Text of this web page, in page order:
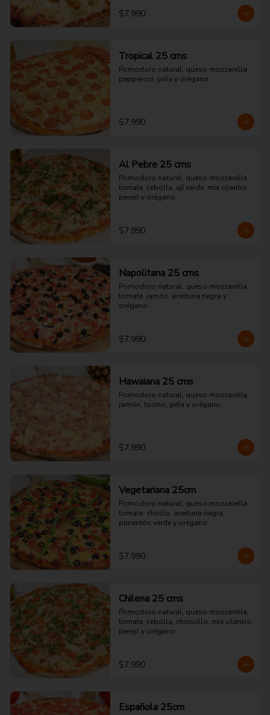
$7.990
Tropical 25 cms
Pomodoro natural, queso mozzarella ,
pepperoni, piña y orégano.
$7.990
Al Pebre 25 cms
Pomodoro natural, queso mozzarella,
tomate, cebolla, ají verde, mix cilantro
perejil y orégano.
$7.990
Napolitana 25 cms
Pomodoro natural, queso mozzarella,
tomate, jamón, aceituna negra y
orégano.
$7.990
Hawaiana 25 cms
Pomodoro natural, queso mozzarella,
jamón, tocino, piña y orégano.
$7.990
Vegetariana 25cm
Pomodoro natural, queso mozzarella,
tomate, choclo, aceituna negra,
pimentón verde y orégano.
$7.990
Chilena 25 cms
Pomodoro natural, queso mozzarella,
tomate, cebolla, choricillo, mix cilantro
perejil y orégano.
$7.990
Española 25cm